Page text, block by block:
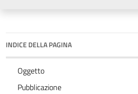
INDICE DELLA PAGINA
Oggetto
Pubblicazione